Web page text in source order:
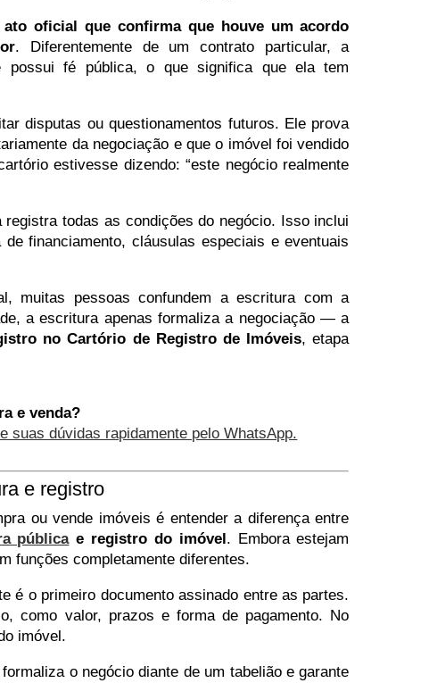
ato oficial que confirma que houve um acordo
. Diferentemente de um contrato particular, a
fé pública, o que significa que ela tem
disputas ou questionamentos futuros. Ele prova
da negociação e que o imóvel foi vendido
estivesse dizendo: “este negócio realmente
todas as condições do negócio. Isso inclui
financiamento, cláusulas especiais e eventuais
muitas pessoas confundem a escritura com a
a escritura apenas formaliza a negociação — a
no Cartório de Registro de Imóveis, etapa
e venda?
suas dúvidas rapidamente pelo WhatsApp.
e registro
ou vende imóveis é entender a diferença entre
públicae registro do imóvel . Embora estejam
funções completamente diferentes.
é o primeiro documento assinado entre as partes.
como valor, prazos e forma de pagamento. No
imóvel.
o negócio diante de um tabelião e garante